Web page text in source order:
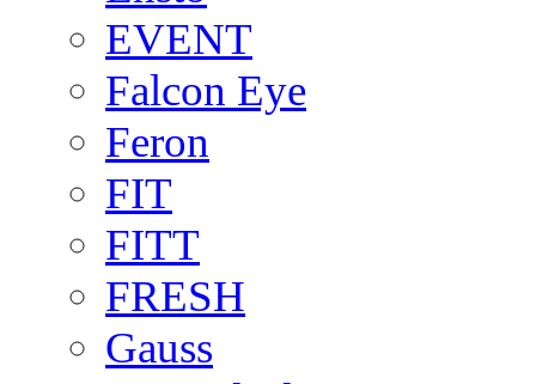
EVENT
Falcon Eye
Feron
FIT
FITT
FRESH
Gauss